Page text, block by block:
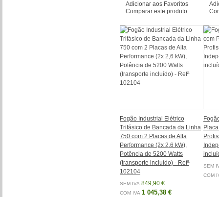
Adicionar aos Favoritos
Comparar este produto
Fogão Industrial Elétrico
Trifásico de Bancada da Linha
750 com 2 Placas de Alta
Performance (2x 2,6 kW),
Potência de 5200 Watts
(transporte incluído) - Refª
102104
SEM IVA 849,90 €
COM IVA 1 045,38 €
SEM
COM